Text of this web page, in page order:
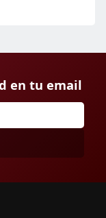
en tu email